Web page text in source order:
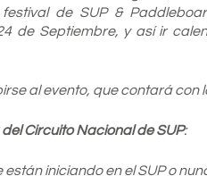
de SUP &
de Septiembre, y así ir
al evento, que contará con
Circuito Nacional de SUP:
iniciando en el SUP o